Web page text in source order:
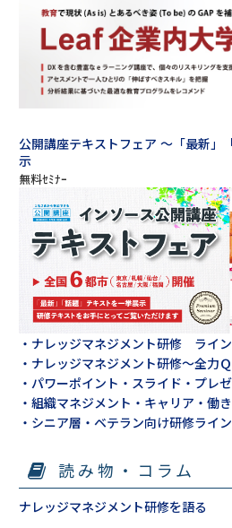
公開講座テキストフェア ～「最新」
示
・ナレッジマネジメント研修 ライ
・ナレッジマネジメント研修～全力
・パワーポイント・スライド・プレ
・組織マネジメント・キャリア・働
・シニア層・ベテラン向け研修ライ
読み物・コラム
ナレッジマネジメント研修を語る